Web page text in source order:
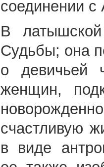
соединении с
В
Судьбы; она
о девичьей
женщин,
счастливую
в виде